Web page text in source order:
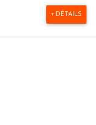
+ DÉTAILS